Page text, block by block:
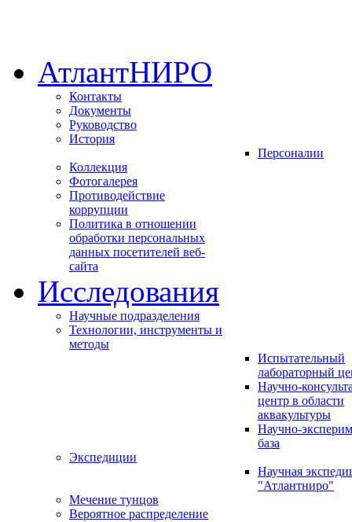
АтлантНИРО
Контакты
Документы
Руководство
История
Персоналии
Коллекция
Фотогалерея
Противодействие
коррупции
Политика в отношении
обработки персональных
данных посетителей веб-
сайта
Исследования
Научные подразделения
Технологии, инструменты и
методы
Испытательный
лабораторный
Научно-
центр в области
аквакультуры
Научно-
база
Экспедиции
Научная
"Атлантниро"
Мечение тунцов
Вероятное распределение